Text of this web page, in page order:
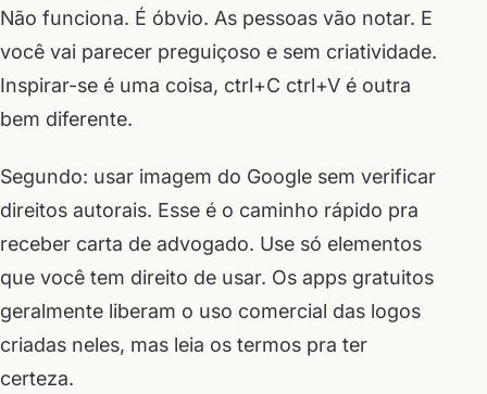
Não funciona. É óbvio. As pessoas vão notar. E
você vai parecer preguiçoso e sem criatividade.
Inspirar-se é uma coisa, ctrl+C ctrl+V é outra
bem diferente.
Segundo: usar imagem do Google sem verificar
direitos autorais. Esse é o caminho rápido pra
receber carta de advogado. Use só elementos
que você tem direito de usar. Os apps gratuitos
geralmente liberam o uso comercial das logos
criadas neles, mas leia os termos pra ter
certeza.